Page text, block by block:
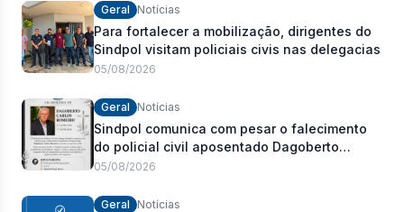
Geral Notícias
Para fortalecer a mobilização, dirigentes do
Sindpol visitam policiais civis nas delegacias
05/08/2026
Geral Notícias
Sindpol comunica com pesar o falecimento
do policial civil aposentado Dagoberto
Carlos Romeiro
05/08/2026
Geral Notícias